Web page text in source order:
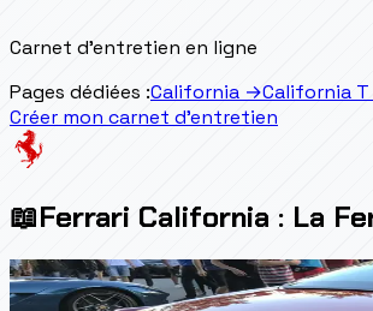
Carnet d'entretien en ligne
Pages dédiées :California →California T
Créer mon carnet d'entretien
📖Ferrari California : La